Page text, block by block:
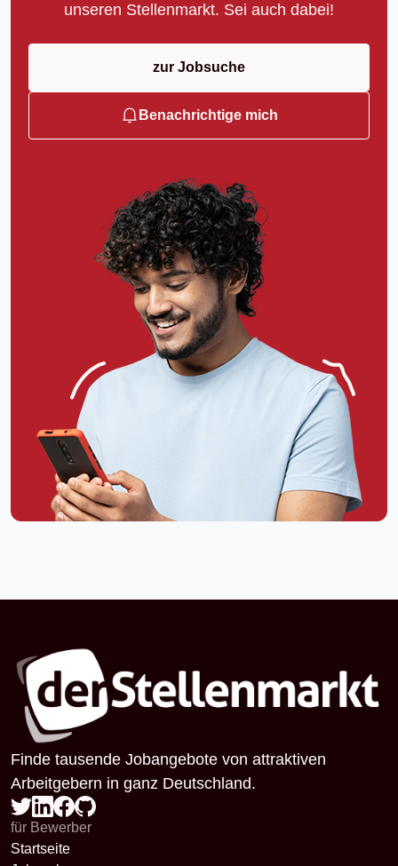
unseren Stellenmarkt. Sei auch dabei!
zur Jobsuche
Benachrichtige mich
Finde tausende Jobangebote von attraktiven
Arbeitgebern in ganz Deutschland.
für Bewerber
Startseite